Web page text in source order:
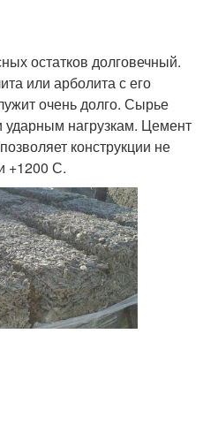
остатков долговечный.
или арболита с его
очень долго. Сырье
нагрузкам. Цемент
конструкции не
+1200 С.